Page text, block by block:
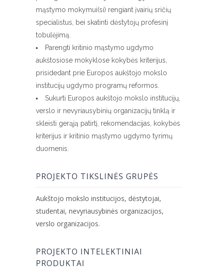
mąstymo mokymui(si) rengiant įvairių sričių
specialistus, bei skatinti dėstytojų profesinį
tobulėjimą.
Parengti kritinio mąstymo ugdymo
aukštosiose mokyklose kokybės kriterijus,
prisidedant prie Europos aukštojo mokslo
institucijų ugdymo programų reformos.
Sukurti Europos aukštojo mokslo institucijų,
verslo ir nevyriausybinių organizacijų tinklą ir
skleisti gerąją patirtį, rekomendacijas, kokybės
kriterijus ir kritinio mąstymo ugdymo tyrimų
duomenis.
PROJEKTO TIKSLINĖS GRUPĖS
Aukštojo mokslo institucijos, dėstytojai,
studentai, nevyriausybinės organizacijos,
verslo organizacijos.
PROJEKTO INTELEKTINIAI
PRODUKTAI